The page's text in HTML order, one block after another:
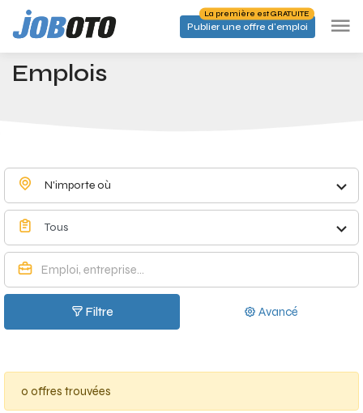
Skip to main content
Publier une offre d'emploi
La première est GRATUITE
Accueil Emplois à Halleux - Joboto
Emplois
N'importe où
Tous
Filtre Avancé
0 offres trouvées